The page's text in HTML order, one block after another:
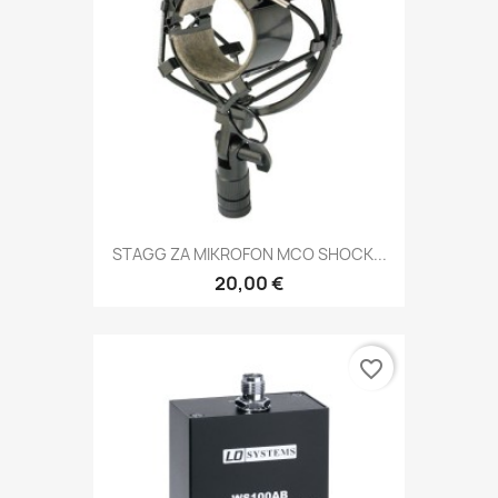
STAGG ZA MIKROFON MCO SHOCK...
20,00 €
favorite_border